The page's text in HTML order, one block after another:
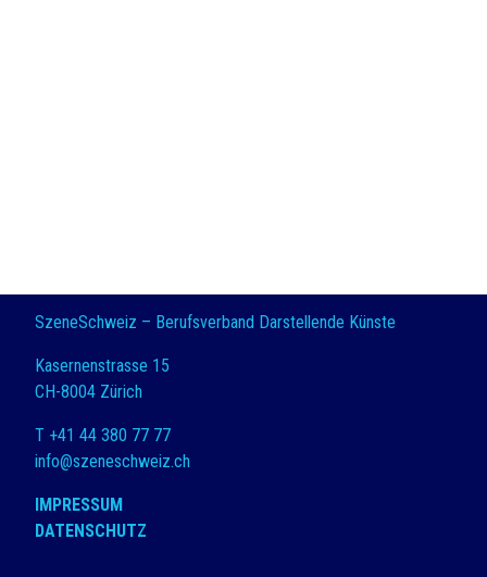
SzeneSchweiz – Berufsverband Darstellende Künste
Kasernenstrasse 15
CH-8004 Zürich
T +41 44 380 77 77
info@szeneschweiz.ch
IMPRESSUM
DATENSCHUTZ